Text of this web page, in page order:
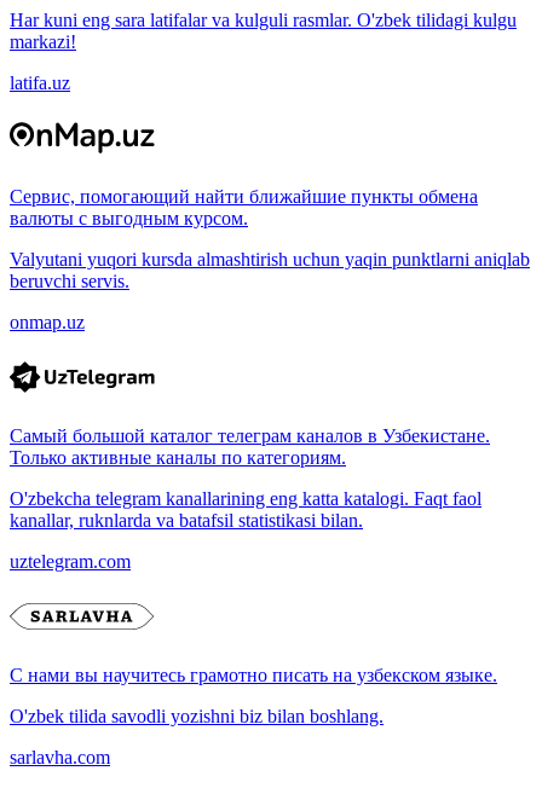
Har kuni eng sara latifalar va kulguli rasmlar. O'zbek tilidagi kulgu
markazi!
latifa.uz
Сервис, помогающий найти ближайшие пункты обмена
валюты с выгодным курсом.
Valyutani yuqori kursda almashtirish uchun yaqin punktlarni aniqlab
beruvchi servis.
onmap.uz
Самый большой каталог телеграм каналов в Узбекистане.
Только активные каналы по категориям.
O'zbekcha telegram kanallarining eng katta katalogi. Faqt faol
kanallar, ruknlarda va batafsil statistikasi bilan.
uztelegram.com
С нами вы научитесь грамотно писать на узбекском языке.
O'zbek tilida savodli yozishni biz bilan boshlang.
sarlavha.com